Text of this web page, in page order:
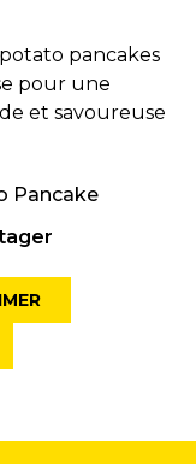
pancakes
pour une
et savoureuse
Pancake